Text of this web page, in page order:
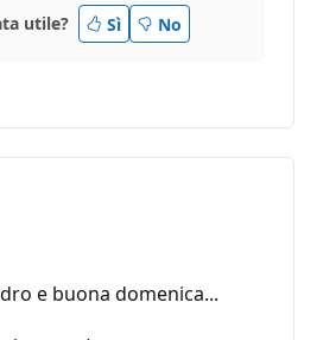
utile? Sì No
e buona domenica...